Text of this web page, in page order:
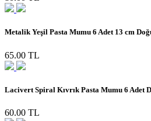
Metalik Yeşil Pasta Mumu 6 Adet 13 cm
65.00 TL
Lacivert Spiral Kıvrık Pasta Mumu 6 Adet
60.00 TL